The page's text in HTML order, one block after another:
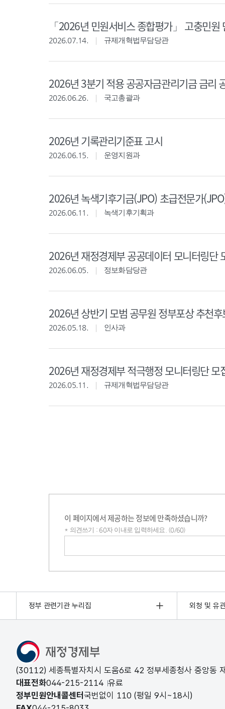
「2026년 민원서비스 종합평가」 고충민
2026.07.14. 규제개혁법무담당관
2026년 3분기 적용 공공자금관리기금 금리
2026.06.26. 국고총괄과
2026년 기록관리기준표 고시
2026.06.15. 운영지원과
2026년 녹색기후기금(JPO) 초급전문가
2026.06.11. 녹색기후기획과
2026년 재정경제부 공공데이터 모니터링단
2026.06.05. 정보화담당관
2026년 상반기 모범 공무원 정부포상 추천
2026.05.18. 인사과
2026년 재정경제부 적극행정 모니터링단 모
2026.05.11. 규제개혁법무담당관
이 페이지에서 제공하는 정보에 만족하셨습니까?
* 의견쓰기 : 60자 이내로 입력하세요. (0/60)
정부 관련기관 누리집 외청 및 유
(30112) 세종특별자치시 도움6로 42 정부세종청사 중앙동
대표전화044-215-2114 유료
정부민원안내콜센터 국번없이 110 (평일 9시~18시)